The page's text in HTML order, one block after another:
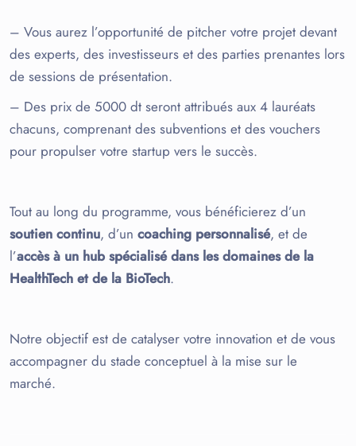
– Vous aurez l’opportunité de pitcher votre projet devant
des experts, des investisseurs et des parties prenantes lors
de sessions de présentation.
– Des prix de 5000 dt seront attribués aux 4 lauréats
chacuns, comprenant des subventions et des vouchers
pour propulser votre startup vers le succès.
Tout au long du programme, vous bénéficierez d’un
soutien continu, d’un coaching personnalisé, et de
l’accès à un hub spécialisé dans les domaines de la
HealthTech et de la BioTech.
Notre objectif est de catalyser votre innovation et de vous
accompagner du stade conceptuel à la mise sur le
marché.